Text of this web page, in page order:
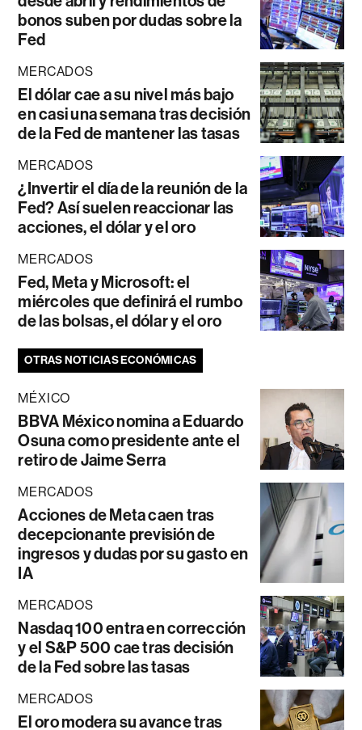
bonos suben por dudas sobre la
Fed
MERCADOS
El dólar cae a su nivel más bajo
en casi una semana tras decisión
de la Fed de mantener las tasas
MERCADOS
¿Invertir el día de la reunión de la
Fed? Así suelen reaccionar las
acciones, el dólar y el oro
MERCADOS
Fed, Meta y Microsoft: el
miércoles que definirá el rumbo
de las bolsas, el dólar y el oro
OTRAS NOTICIAS ECONÓMICAS
MÉXICO
BBVA México nomina a Eduardo
Osuna como presidente ante el
retiro de Jaime Serra
MERCADOS
Acciones de Meta caen tras
decepcionante previsión de
ingresos y dudas por su gasto en
IA
MERCADOS
Nasdaq 100 entra en corrección
y el S&P 500 cae tras decisión
de la Fed sobre las tasas
MERCADOS
El oro modera su avance tras